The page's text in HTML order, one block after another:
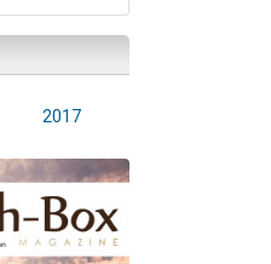
2017